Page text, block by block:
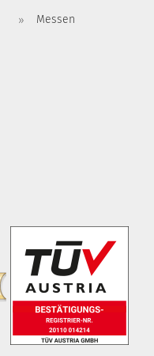
Messen